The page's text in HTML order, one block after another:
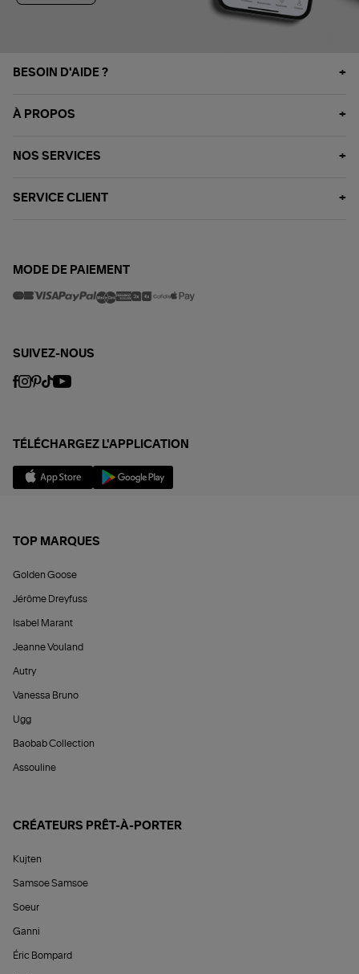
BESOIN D'AIDE ?
À PROPOS
NOS SERVICES
SERVICE CLIENT
MODE DE PAIEMENT
SUIVEZ-NOUS
TÉLÉCHARGEZ L'APPLICATION
TOP MARQUES
Golden Goose
Jérôme Dreyfuss
Isabel Marant
Jeanne Vouland
Autry
Vanessa Bruno
Ugg
Baobab Collection
Assouline
CRÉATEURS PRÊT-À-PORTER
Kujten
Samsoe Samsoe
Soeur
Ganni
Éric Bompard